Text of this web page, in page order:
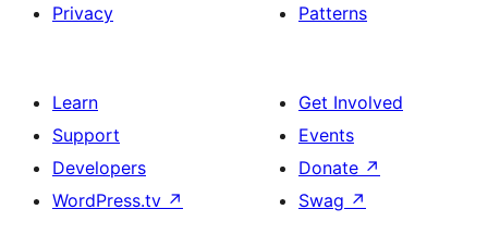
Privacy
Patterns
Learn
Support
Developers
WordPress.tv ↗
Get Involved
Events
Donate ↗
Swag ↗